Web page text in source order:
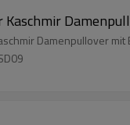
Kaschmir
Damenpullover mit